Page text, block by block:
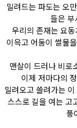
밀려드는 파도는 오
들은 부
우리의 존재는 요
이윽고 어둠이 썰물
맨살이 드러나 비로
이제 저마다의
밀려오고 쓸려가는
스스로 길을 여는 고
풍